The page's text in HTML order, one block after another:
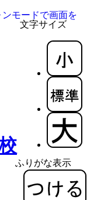
文字サイズ
ふりがな表示
モードで画面を